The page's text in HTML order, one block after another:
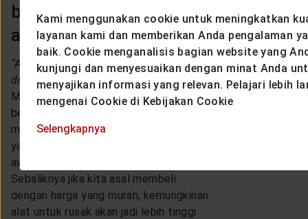
berkualitas baik agar
awet
“Ah, cuma buat masak sehari-hari
doang, ngapain beli mahal-mahal?”
Mungkin beberapa dari kita
berpendapat demikian. Tapi dengan
membeli peralatan dengan kualitas
yang baik, maka barang pun akan lebih
awet dan optimal untuk digunakan.
Sebaliknya jika kita asal membeli
dengan harga yang murah, kemungkinan
alat untuk rusak akan jadi lebih tinggi
Kami menggunakan cookie untuk meningkatkan
layanan kami dan memberikan Anda pengalaman
baik. Cookie menganalisis bagian website yang
kunjungi dan menyesuaikan dengan minat Anda
menyajikan informasi yang relevan. Pelajari lebih
mengenai Cookie di Kebijakan Cookie
Selengkapnya